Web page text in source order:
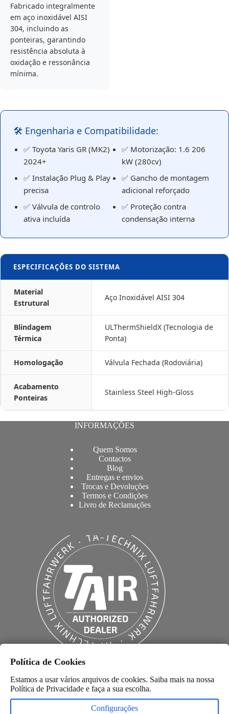
Fabricado integralmente
em aço inoxidável AISI
304, incluindo as
ponteiras, garantindo
resistência absoluta à
oxidação e ressonância
mínima.
🛠️ Engenharia e Compatibilidade:
✅ Toyota Yaris GR (MK2)
2024+
✅ Motorização: 1.6 206
kW (280cv)
✅ Instalação Plug & Play
precisa
✅ Gancho de montagem
adicional reforçado
✅ Válvula de controlo
ativa incluída
✅ Proteção contra
condensação interna
ESPECIFICAÇÕES DO SISTEMA
Material
Estrutural
Aço Inoxidável AISI 304
Blindagem
Térmica
ULThermShieldX (Tecnologia de
Ponta)
Homologação Válvula Fechada (Rodoviária)
Acabamento
Ponteiras
Stainless Steel High-Gloss
INFORMAÇÕES
Quem Somos
Contactos
Blog
Entregas e envios
Trocas e Devoluções
Termos e Condições
Livro de Reclamações
Política de Cookies
Estamos a usar vários arquivos de cookies. Saiba mais na nossa
Política de Privacidade e faça a sua escolha.
Configurações